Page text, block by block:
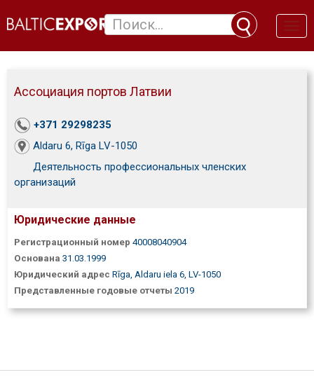
Ассоциация портов Латвии
+371 29298235
Aldaru 6, Rīga LV-1050
Деятельность профессиональных членских
организаций
Юридические данные
Регистрационный номер 40008040904
Основана 31.03.1999
Юридический адрес Rīga, Aldaru iela 6, LV-1050
Представленные годовые отчеты 2019